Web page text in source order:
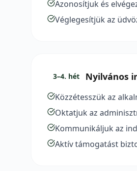
Azonosítjuk és
Véglegesítjük az
3–4. hét Nyilvános
Közzétesszük az
Oktatjuk az
Kommunikáljuk az
Aktív támogatást